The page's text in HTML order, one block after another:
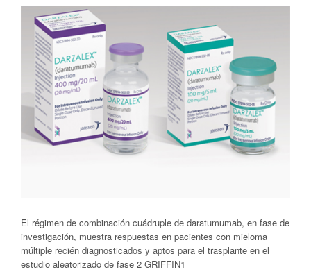
El régimen de combinación cuádruple de daratumumab, en fase de
investigación, muestra respuestas en pacientes con mieloma
múltiple recién diagnosticados y aptos para el trasplante en el
estudio aleatorizado de fase 2 GRIFFIN1